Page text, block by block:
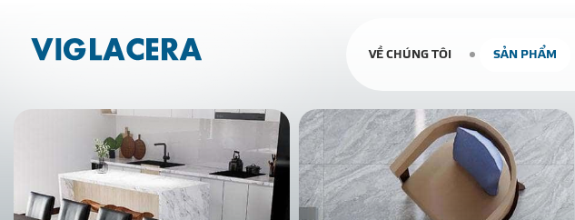
VỀ CHÚNG TÔI SẢN PHẨM